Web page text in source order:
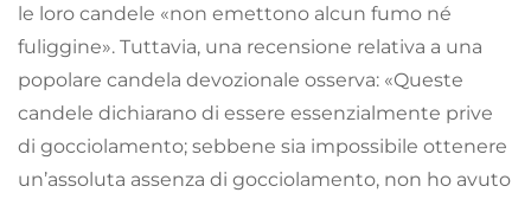
le loro candele «non emettono alcun fumo né
fuliggine». Tuttavia, una recensione relativa a una
popolare candela devozionale osserva: «Queste
candele dichiarano di essere essenzialmente prive
di gocciolamento; sebbene sia impossibile ottenere
un’assoluta assenza di gocciolamento, non ho avuto